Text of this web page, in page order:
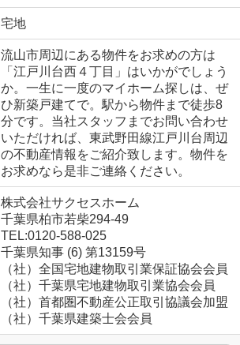
宅地
流山市周辺にある物件をお求めの方は
「江戸川台西４丁目」はいかがでしょう
か。一生に一度のマイホーム探しは、ぜ
ひ新築戸建てで。駅から物件まで徒歩8
分です。当社スタッフまでお問い合わせ
いただければ、東武野田線江戸川台周辺
の不動産情報をご紹介致します。物件を
お求めなら是非ご連絡ください。
株式会社サクセスホーム
千葉県柏市若柴294-49
TEL:0120-588-025
千葉県知事 (6) 第13159号
（社）全国宅地建物取引業保証協会会員
（社）千葉県宅地建物取引業協会会員
（社）首都圏不動産公正取引協議会加盟
（社）千葉県建築士会会員